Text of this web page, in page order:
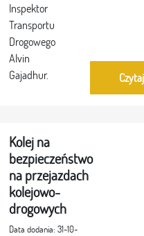
Inspektor
Transportu
Drogowego
Alvin
Gajadhur.
Kolej na
bezpieczeństwo
na przejazdach
kolejowo-
drogowych
Data dodania: 31-10-